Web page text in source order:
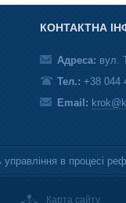
КОНТАКТНА
Адреса: вул.
Тел.: +38 044
Email:
управління в процесі
Карта сайту